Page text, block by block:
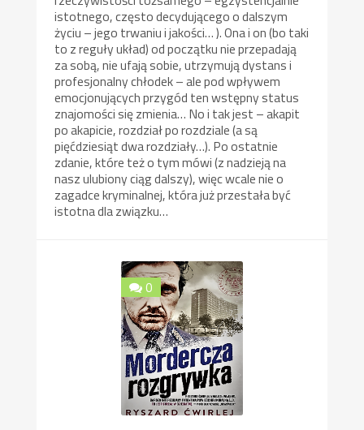
istotnego, często decydującego o dalszym
życiu – jego trwaniu i jakości… ). Ona i on (bo taki
to z reguły układ) od początku nie przepadają
za sobą, nie ufają sobie, utrzymują dystans i
profesjonalny chłodek – ale pod wpływem
emocjonujących przygód ten wstępny status
znajomości się zmienia… No i tak jest – akapit
po akapicie, rozdział po rozdziale (a są
pięćdziesiąt dwa rozdziały…). Po ostatnie
zdanie, które też o tym mówi (z nadzieją na
nasz ulubiony ciąg dalszy), więc wcale nie o
zagadce kryminalnej, która już przestała być
istotna dla związku…
0